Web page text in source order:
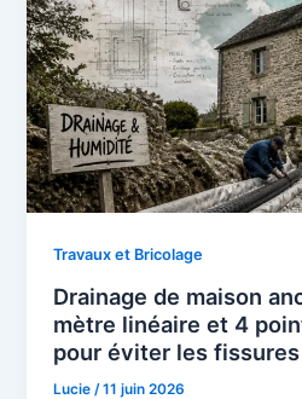
Travaux et Bricolage
Drainage de maison
mètre linéaire et 4
pour éviter les fissures
Lucie /11 juin 2026